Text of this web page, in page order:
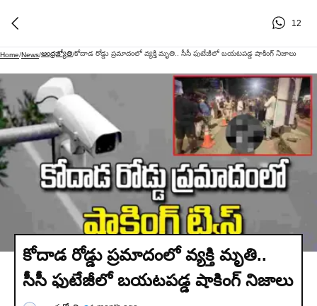
12
Home/News/ఆంధ్రజ్యోతి/కోదాడ రోడ్డు ప్రమాదంలో వ్యక్తి మృతి.. సీసీ ఫుటేజీలో బయటపడ్డ షాకింగ్ నిజాలు
కోదాడ రోడ్డు ప్రమాదంలో వ్యక్తి మృతి..
సీసీ ఫుటేజీలో బయటపడ్డ షాకింగ్ నిజాలు